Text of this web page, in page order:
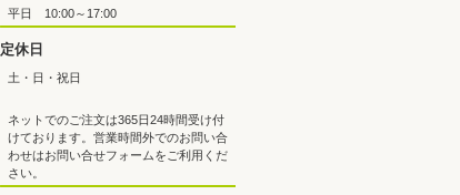
平日 10:00～17:00
定休日
土・日・祝日
ネットでのご注文は365日24時間受け付
けております。営業時間外でのお問い合
わせはお問い合せフォームをご利用くだ
さい。